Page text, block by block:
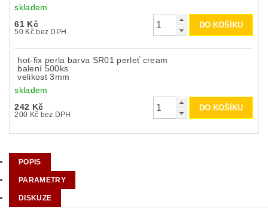
skladem
61 Kč
50 Kč bez DPH
hot-fix perla barva SR01 perleť cream
balení 500ks
velikost 3mm
skladem
242 Kč
200 Kč bez DPH
POPIS
PARAMETRY
DISKUZE